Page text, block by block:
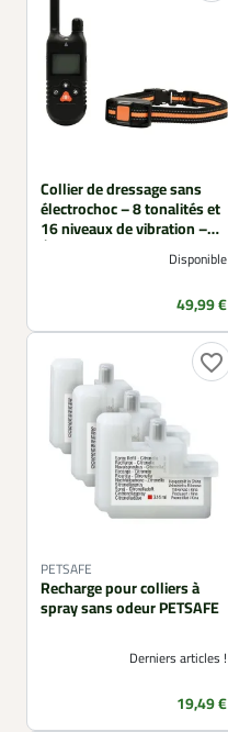
Collier de dressage sans
électrochoc – 8 tonalités et
16 niveaux de vibration –
Disponible
Prix
49,99 €
favorite_border
PETSAFE
Recharge pour colliers à
spray sans odeur PETSAFE
Derniers articles !
Prix
19,49 €